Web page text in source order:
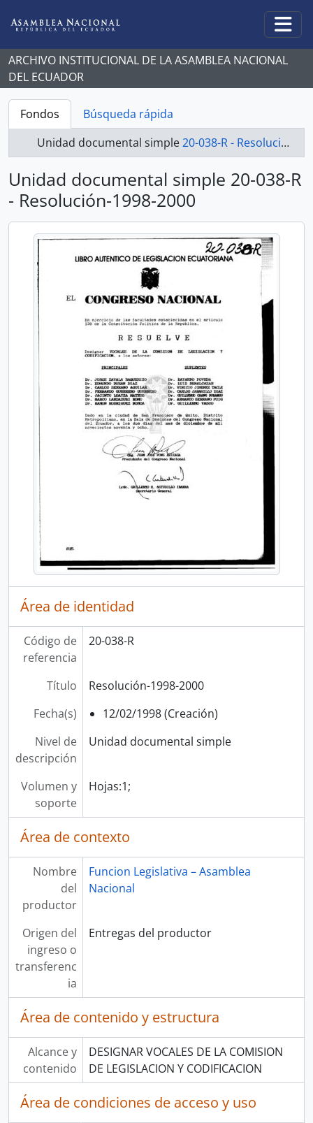
ARCHIVO INSTITUCIONAL DE LA ASAMBLEA NACIONAL
DEL ECUADOR
Fondos
Búsqueda rápida
Unidad documental simple20-038-R - Resolución-1998-2000
Unidad documental simple 20-038-R
- Resolución-1998-2000
Área de identidad
Código de
referencia
20-038-R
Título
Resolución-1998-2000
Fecha(s)
12/02/1998 (Creación)
Nivel de
descripción
Unidad documental simple
Volumen y
soporte
Hojas:1;
Área de contexto
Nombre
del
productor
Funcion Legislativa – Asamblea
Nacional
Origen del
ingreso o
transferenc
ia
Entregas del productor
Área de contenido y estructura
Alcance y
contenido
DESIGNAR VOCALES DE LA COMISION
DE LEGISLACION Y CODIFICACION
Área de condiciones de acceso y uso